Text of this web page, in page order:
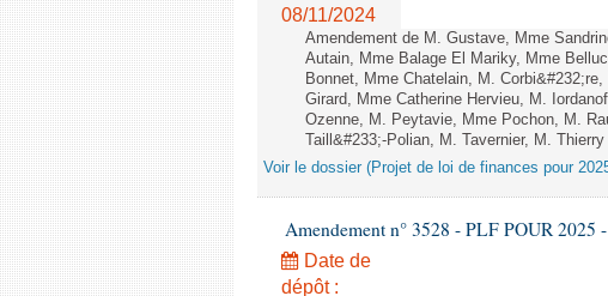
08/11/2024
Amendement de M. Gustave, Mme
Autain, Mme Balage El Mariky, Mme
Bonnet, Mme Chatelain, M.
Girard, Mme Catherine Hervieu, M.
Ozenne, M. Peytavie, Mme Pochon, M.
Taill&#233;-Polian, M. Tavernier, M.
Voir le dossier (Projet de loi de finances pour
Amendement n° 3528 - PLF POUR 2025
Date de
dépôt :